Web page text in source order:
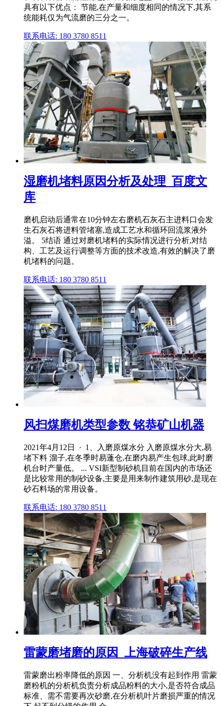
具有以下优点： 节能,在产量和细度相同的情况下,其系
统能耗仅为气流磨的三分之一。
联系电话: 180 3780 8511
湿磨机堵料原因分析及处理_百度文
库
磨机启动后通常在10分钟左右磨机石灰石主进料口会发
生石灰石将进料管堵塞,造成工艺水和循环回流浆液外
溢。 5结语 通过对磨机堵料的实际情况进行分析,对结
构、工艺及运行调整等方面的技术改造,有效的解决了磨
机堵料的问题。
联系电话: 180 3780 8511
风扫煤磨机类型参数 铭恭矿山机器
2021年4月12日 · 1、入磨原煤水分 入磨原煤水分大,易
堵下料 溜子,在冬季时易蓬仓,在磨内易产生包球,此时磨
机台时产量低。 ... VSI新型制砂机目前在国内的市场还
是比较常用的制砂设备,主要是用来制作建筑用砂,是现在
砂石料场的常用设备。
联系电话: 180 3780 8511
雷蒙磨堵磨的原因_上海破碎生产线
雷蒙磨出粉率降低的原因 一、分析机没有起到作用 雷蒙
磨粉机的分析机负责分析成品粉料的大小,是否符合成品
标准、需不需要再次砂磨,在分析机叶片磨损严重的情况